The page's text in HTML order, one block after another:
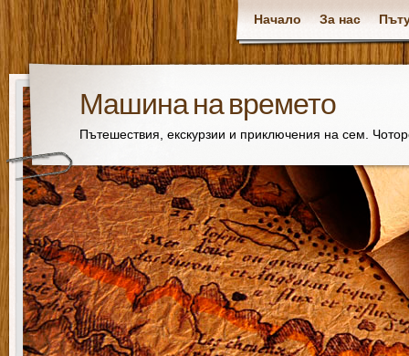
Начало За нас
Машина на времето
Пътешествия, екскурзии и приключения на сем.